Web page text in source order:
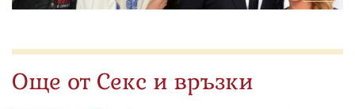
Още от Секс и връзки